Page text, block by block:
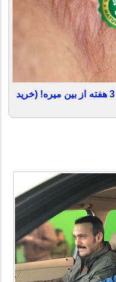
جای هر زخم و بخیه با این روش در 3 هفته از بین میره! (خرید